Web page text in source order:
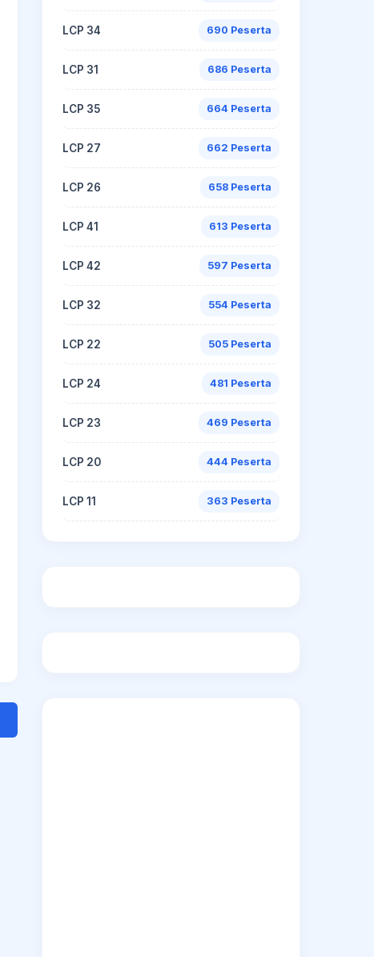
LCP 34 690 Peserta
LCP 31 686 Peserta
LCP 35 664 Peserta
LCP 27 662 Peserta
LCP 26 658 Peserta
LCP 41 613 Peserta
LCP 42 597 Peserta
LCP 32 554 Peserta
LCP 22 505 Peserta
LCP 24 481 Peserta
LCP 23 469 Peserta
LCP 20 444 Peserta
LCP 11 363 Peserta